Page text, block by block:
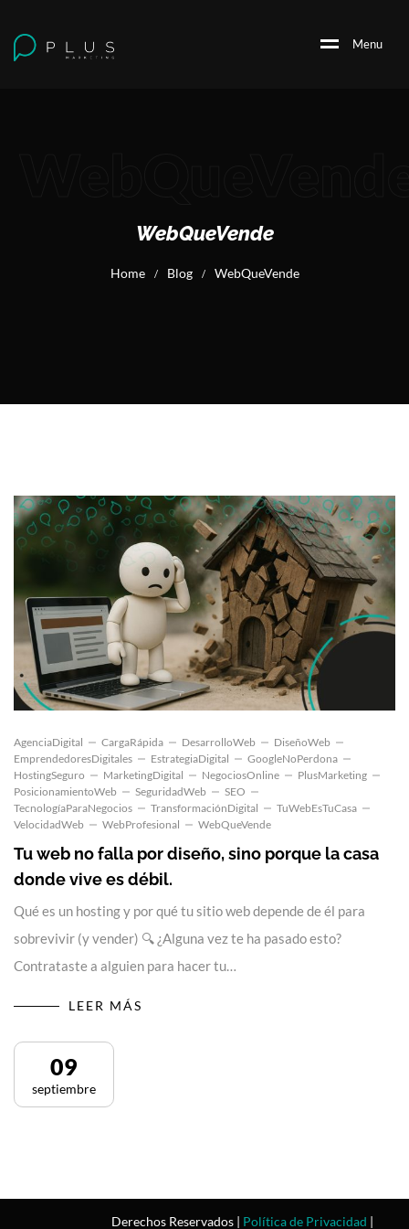
Menu
WebQueVende
Home / Blog / WebQueVende
AgenciaDigital CargaRápida DesarrolloWeb
DiseñoWeb
EmprendedoresDigitales
EstrategiaDigital
GoogleNoPerdona
HostingSeguro
MarketingDigital NegociosOnline
PlusMarketing
PosicionamientoWeb
SeguridadWeb
SEO
TecnologíaParaNegocios
TransformaciónDigital
TuWebEsTuCasa
VelocidadWeb
WebProfesional WebQueVende
Tu web no falla por diseño, sino porque la casa
donde vive es débil.
Qué es un hosting y por qué tu sitio web depende de él para
sobrevivir (y vender) 🔍 ¿Alguna vez te ha pasado esto?
Contrataste a alguien para hacer tu…
LEER MÁS
09
septiembre
Derechos Reservados | Política de Privacidad |